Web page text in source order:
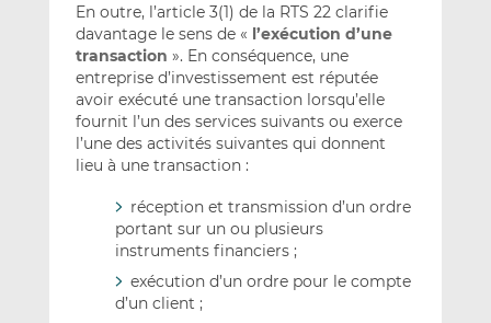
En outre, l’article 3(1) de la RTS 22 clarifie
davantage le sens de « l’exécution d’une
transaction ». En conséquence, une
entreprise d’investissement est réputée
avoir exécuté une transaction lorsqu’elle
fournit l’un des services suivants ou exerce
l’une des activités suivantes qui donnent
lieu à une transaction :
réception et transmission d’un ordre
portant sur un ou plusieurs
instruments financiers ;
exécution d’un ordre pour le compte
d’un client ;